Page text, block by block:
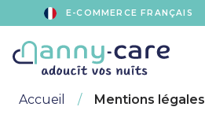
E-COMMERCE FRANÇAIS
Accueil Mentions légales